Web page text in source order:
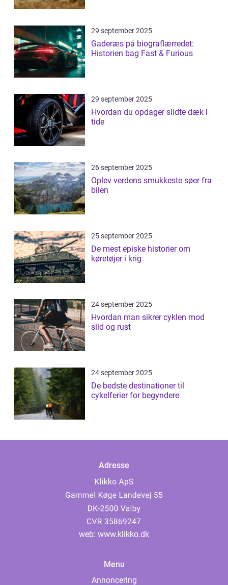
29 september 2025
Gaderæs på biograflærredet:
Historien bag Fast & Furious
29 september 2025
Hvordan du opdager slidte dæk i
tide
26 september 2025
Oplev verdens smukkeste søer fra
bilen
25 september 2025
De mest episke historier om
køretøjer i krig
24 september 2025
Hvordan man sikrer cyklen mod
slid og rust
24 september 2025
De bedste destinationer til
cykelferier for begyndere
Adresse
web: www.klikko.dk
Menu
Annoncering